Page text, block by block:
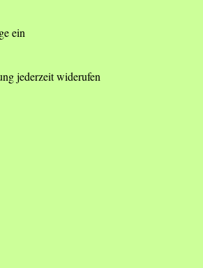
ein
jederzeit widerufen